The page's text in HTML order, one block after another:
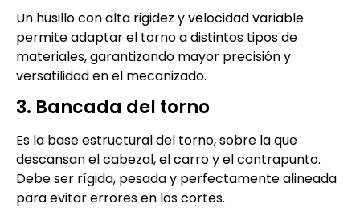
Un husillo con alta rigidez y velocidad variable
permite adaptar el torno a distintos tipos de
materiales, garantizando mayor precisión y
versatilidad en el mecanizado.
3. Bancada del torno
Es la base estructural del torno, sobre la que
descansan el cabezal, el carro y el contrapunto.
Debe ser rígida, pesada y perfectamente alineada
para evitar errores en los cortes.